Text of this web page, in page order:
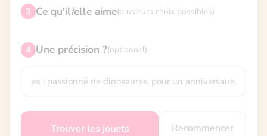
3 Ce qu'il/elle aime(plusieurs choix possibles)
4 Une précision ?(optionnel)
Trouver les jouets Recommencer